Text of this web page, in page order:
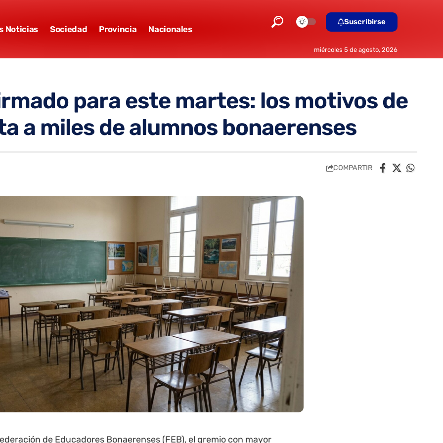
Noticias Sociedad Provincia Nacionales
Suscribirse
miércoles 5 de agosto, 2026
para este martes: los motivos de
a miles de alumnos bonaerenses
COMPARTIR
de Educadores Bonaerenses (FEB), el gremio con mayor